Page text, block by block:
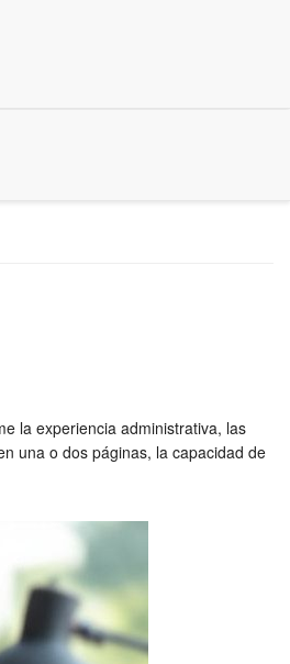
la experiencia administrativa, las
una o dos páginas, la capacidad de